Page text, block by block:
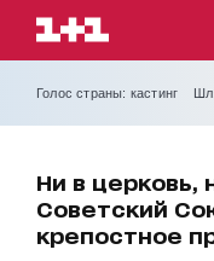
Голос страны: кастинг
Ни в церковь,
Советский
крепостное